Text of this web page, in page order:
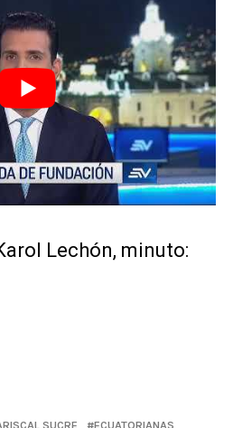
Lechón, minuto:
SUCRE ECUATORIANAS